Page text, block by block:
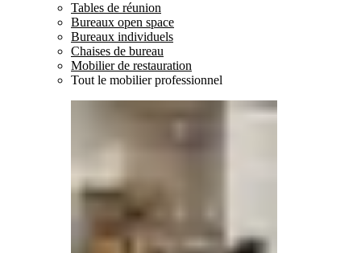
Tables de réunion
Bureaux open space
Bureaux individuels
Chaises de bureau
Mobilier de restauration
Tout le mobilier professionnel